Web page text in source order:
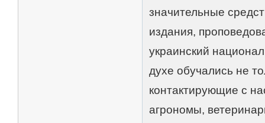
значительные
издания,
украинский
духе обучались не
контактирующие с
агрономы,